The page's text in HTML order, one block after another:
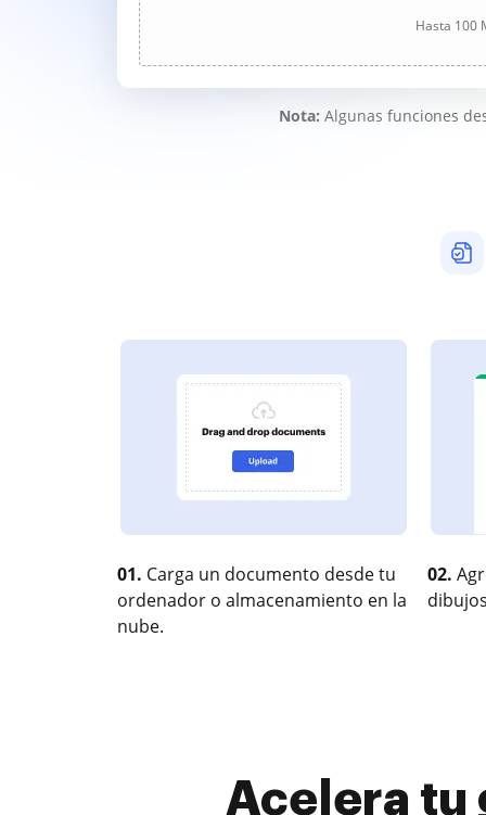
Hasta 100
Nota: Algunas funciones
01. Carga un documento desde tu
ordenador o almacenamiento en la
nube.
02.
Acelera tu